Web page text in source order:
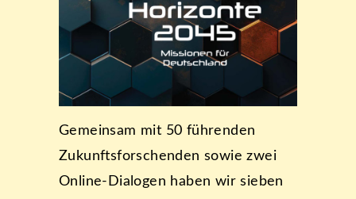
Gemeinsam mit 50 führenden
Zukunftsforschenden sowie zwei
Online-Dialogen haben wir sieben